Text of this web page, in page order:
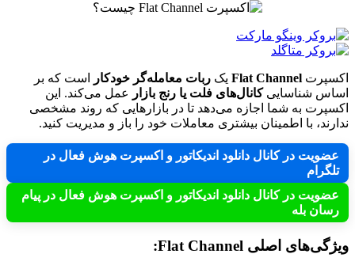
اکسپرت Flat Channel یک ربات معامله‌گر خودکار
است که بر
اساس شناساییکانال‌های فلت یا رنج بازار
عمل می‌کند. این
اکسپرت به شما اجازه می‌دهد تا در بازارهایی که روند مشخصی
ندارند، با اطمینان بیشتری معاملات خود را باز و مدیریت کنید.
عضویت در کانال دانلود اندیکاتور و اکسپرت هوش فعال در
تلگرام
عضویت در کانال دانلود اندیکاتور و اکسپرت هوش فعال در پیام
رسان بله
ویژگی‌های اصلی Flat Channel: